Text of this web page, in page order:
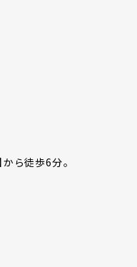
ら徒歩6分。